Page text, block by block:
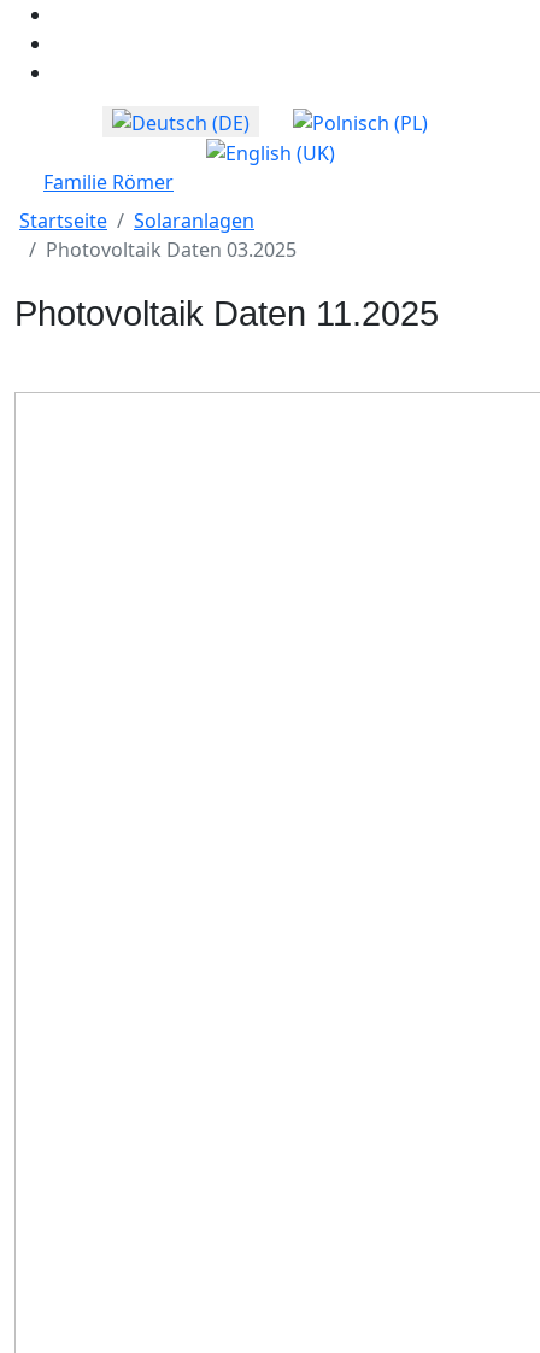
Sprache auswählen
Familie Römer
Startseite
Solaranlagen
Photovoltaik Daten 03.2025
Photovoltaik Daten 11.2025